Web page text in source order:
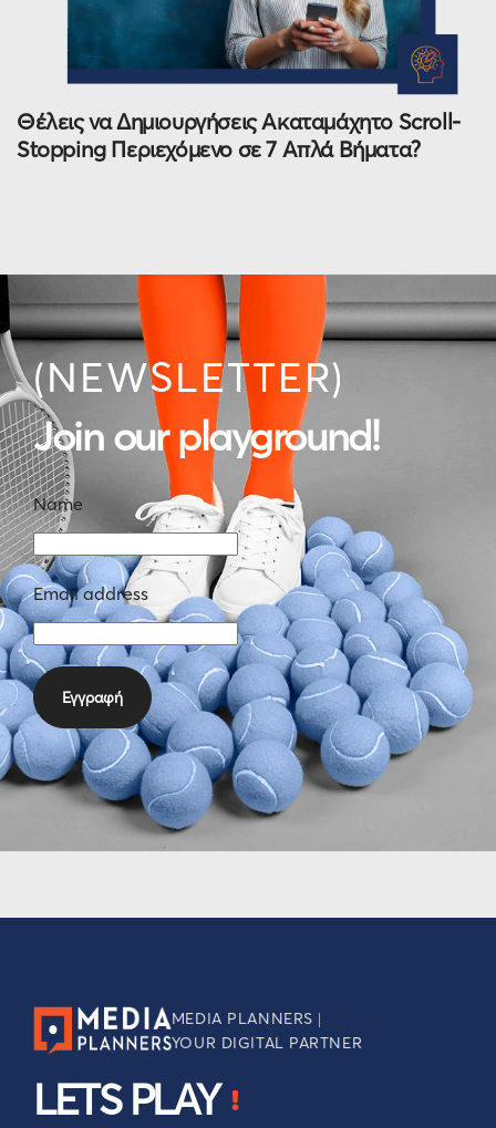
Θέλεις να Δημιουργήσεις Ακαταμάχητο Scroll-
Stopping Περιεχόμενο σε 7 Απλά Βήματα?
(NEWSLETTER)
Join our playground!
Name
Email address
MEDIA PLANNERS |
YOUR DIGITAL PARTNER
LETS PLAY